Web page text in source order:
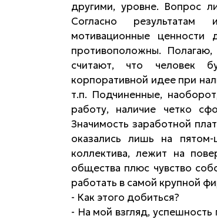
другими, уровне. Вопрос
Согласно результатам
мотивационные
противоположны.
считают, что человек
корпоративной идее при
т.п. Подчиненные,
работу, наличие четко
Значимость заработной
оказались лишь на
коллектива, лежит на
общества плюс чувство
работать в самой крупной
- Как этого добиться?
- На мой взгляд,